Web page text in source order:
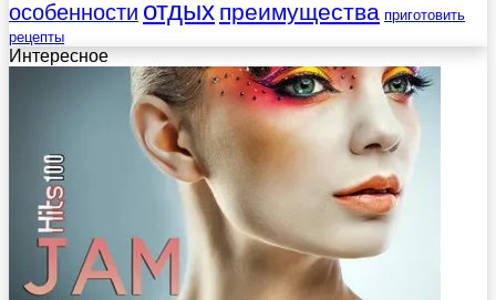
особенности отдых преимущества приготовить
рецепты
Интересное